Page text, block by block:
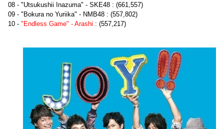
08 - "Utsukushii Inazuma" - SKE48 : (661,557)
09 - "Bokura no Yuriika" - NMB48 : (557,802)
10 - "Endless Game" - Arashi : (557,217)